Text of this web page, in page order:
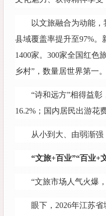
以文旅融合为动能
县域覆盖率提升至97%
1400家。300家全国红色
乡村”，数量居世界第一。
“诗和远方”相得益
16.2%；国内居民出游花
从小到大、由弱渐
“文旅+百业”“百业+
“文旅市场人气火爆
眼下，2026年江苏